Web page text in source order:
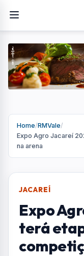
Home/RMVale/
Expo Agro Jacareí
na arena
JACAREÍ
Expo
terá